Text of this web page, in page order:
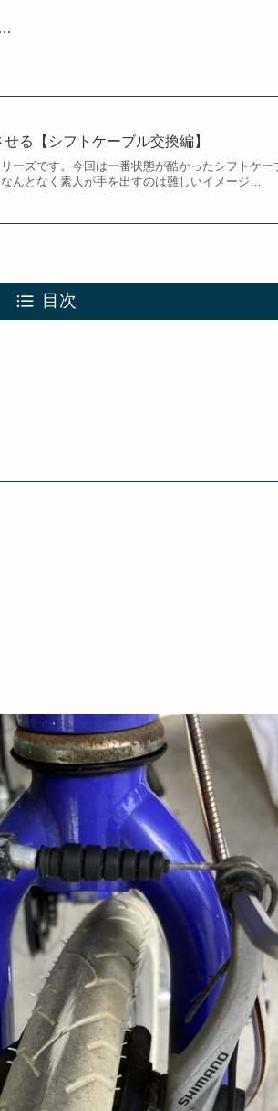
る【シフトケーブル交換編】
ーズです。今回は一番状態が酷かったシフトケー
んとなく素人が手を出すのは難しいイメージ…
目次